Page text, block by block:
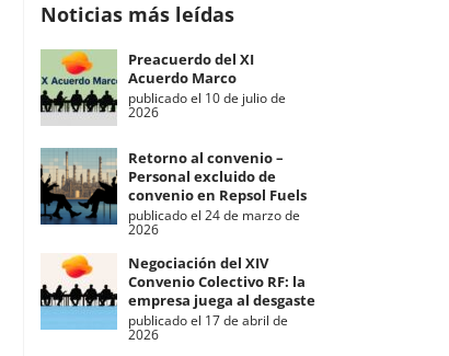
Noticias más leídas
Preacuerdo del XI
Acuerdo Marco
publicado el 10 de julio de
2026
Retorno al convenio –
Personal excluido de
convenio en Repsol Fuels
publicado el 24 de marzo de
2026
Negociación del XIV
Convenio Colectivo RF: la
empresa juega al desgaste
publicado el 17 de abril de
2026